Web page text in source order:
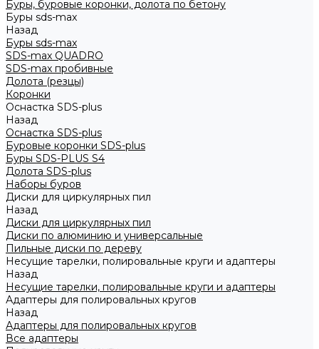
Буры, буровые коронки, долота по бетону
Буры sds-max
Назад
Буры sds-max
SDS-max QUADRO
SDS-max пробивные
Долота (резцы)
Коронки
Оснастка SDS-plus
Назад
Оснастка SDS-plus
Буровые коронки SDS-plus
Буры SDS-PLUS S4
Долота SDS-plus
Наборы буров
Диски для циркулярных пил
Назад
Диски для циркулярных пил
Диски по алюминию и универсальные
Пильные диски по дереву
Несущие тарелки, полировальные круги и адаптеры
Назад
Несущие тарелки, полировальные круги и адаптеры
Адаптеры для полировальных кругов
Назад
Адаптеры для полировальных кругов
Все адаптеры